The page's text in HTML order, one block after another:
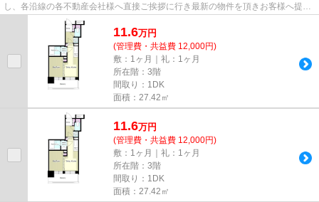
し、各沿線の各不動産会社様へ直接ご挨拶に行き最新の物件を頂きお客様へ提供
しております！最新の情報は...
11.6万円
(管理費・共益費 12,000円)
敷：1ヶ月｜礼：1ヶ月
所在階：3階
間取り：1DK
面積：27.42㎡
11.6万円
(管理費・共益費 12,000円)
敷：1ヶ月｜礼：1ヶ月
所在階：3階
間取り：1DK
面積：27.42㎡